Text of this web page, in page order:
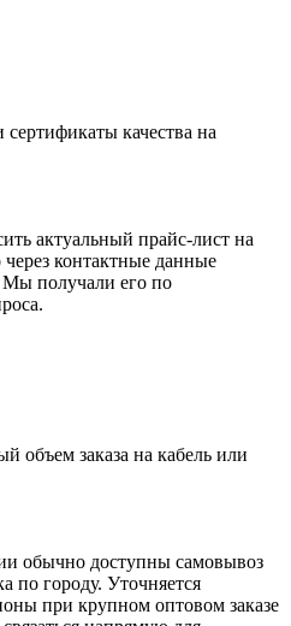
качества на
актуальный прайс-лист на
контактные данные
получали его по
объем заказа на кабель или
обычно доступны самовывоз
по городу. Уточняется
при крупном оптовом заказе